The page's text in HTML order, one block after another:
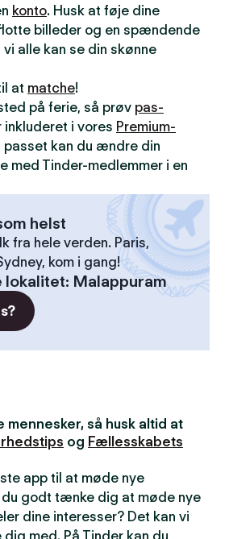
konto. Husk at føje dine
billeder og en spændende
alle kan se din skønne
at matche!
på ferie, så prøv pas-
inkluderet i vores Premium-
passet kan du ændre din
med Tinder-medlemmer i en
helst
fra hele verden. Paris,
kom i gang!
: Malappuram
mennesker, så husk altid at
og Fællesskabets
app til at møde nye
du godt tænke dig at møde nye
dine interesser? Det kan vi
med. På Tinder kan du